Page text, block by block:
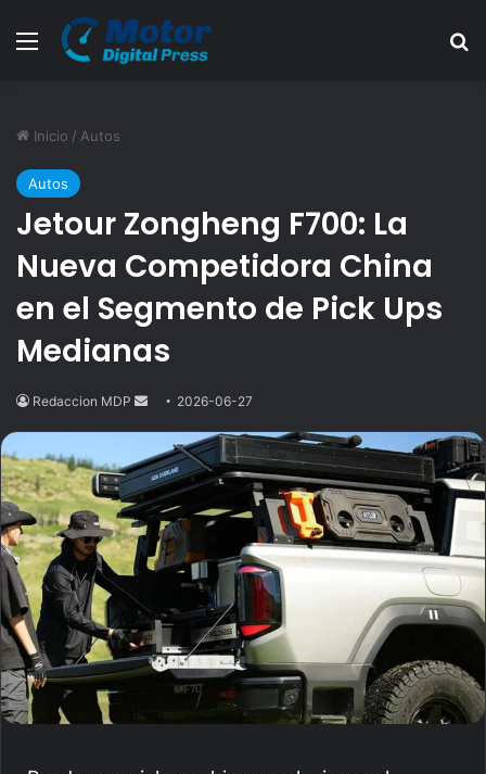
Menú
Inicio / Autos
Autos
Jetour Zongheng F700: La
Nueva Competidora China
en el Segmento de Pick Ups
Medianas
Redaccion MDP
Send
email
2026-06-27